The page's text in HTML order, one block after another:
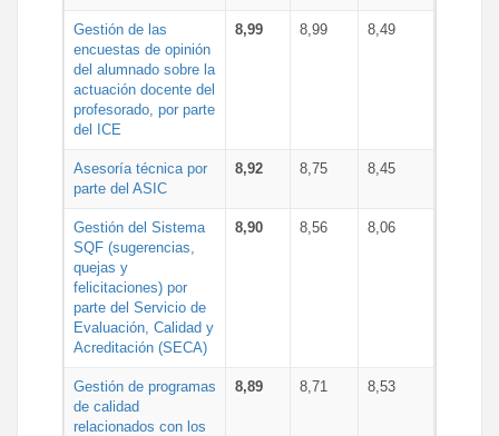
Gestión de las
encuestas de opinión
del alumnado sobre la
actuación docente del
profesorado, por parte
del ICE
8,99 8,99 8,49
Asesoría técnica por
parte del ASIC
8,92 8,75 8,45
Gestión del Sistema
SQF (sugerencias,
quejas y
felicitaciones) por
parte del Servicio de
Evaluación, Calidad y
Acreditación (SECA)
8,90 8,56 8,06
Gestión de programas
de calidad
relacionados con los
8,89 8,71 8,53